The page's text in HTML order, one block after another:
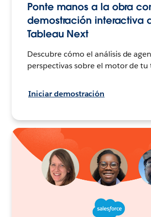
Ponte manos a la obra
demostración interactiva
Tableau Next
Descubre cómo el análisis de
perspectivas sobre el motor de tu
Iniciar demostración